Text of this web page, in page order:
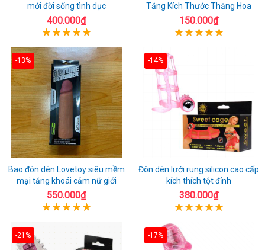
mới đời sống tình dục
400.000₫
Tăng Kích Thước Thăng Hoa
150.000₫
-13%
Bao đôn dên Lovetoy siêu mềm
mại tăng khoái cảm nữ giới
550.000₫
-14%
Đôn dên lưới rung silicon cao cấp
kích thích tột đỉnh
380.000₫
-21% -17%